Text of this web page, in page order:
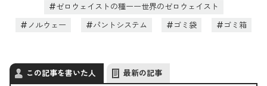
ゼロウェイストの種ーー世界のゼロウェイスト
ノルウェー
パントシステム ゴミ袋 ゴミ箱
この記事を書いた人 最新の記事